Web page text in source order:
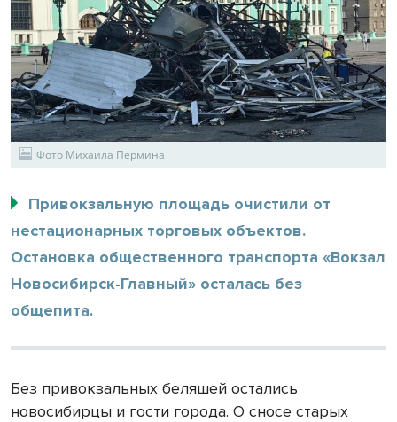
Фото Михаила Пермина
Привокзальную площадь очистили от
нестационарных торговых объектов.
Остановка общественного транспорта «Вокзал
Новосибирск-Главный» осталась без
общепита.
Без привокзальных беляшей остались
новосибирцы и гости города. О сносе старых